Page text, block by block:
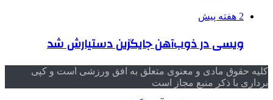
2 هفته پیش
ویسی در ذوب‌آهن جایگزین دستیارش شد
کلیه حقوق مادی و معنوی متعلق به افق ورزشی است و کپی
برداری با ذکر منبع مجاز است